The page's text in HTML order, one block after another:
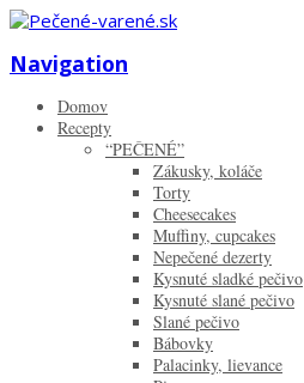
Navigation
Domov
Recepty
“PEČENÉ”
Zákusky, koláče
Torty
Cheesecakes
Muffiny, cupcakes
Nepečené dezerty
Kysnuté sladké pečivo
Kysnuté slané pečivo
Slané pečivo
Bábovky
Palacinky, lievance